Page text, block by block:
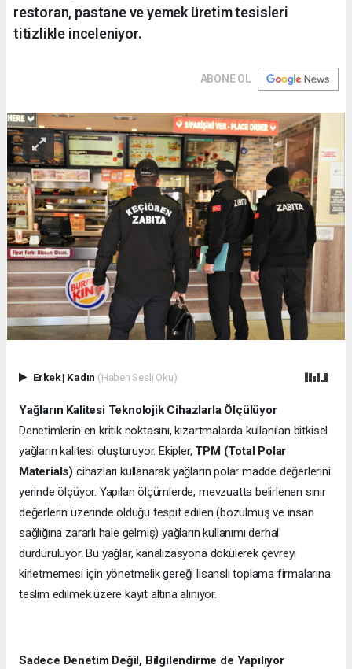
restoran, pastane ve yemek üretim tesisleri
titizlikle inceleniyor.
ABONE OL
Erkek| Kadın (Haberi Sesli Oku)
Yağların Kalitesi Teknolojik Cihazlarla Ölçülüyor
Denetimlerin en kritik noktasını, kızartmalarda kullanılan bitkisel
yağların kalitesi oluşturuyor. Ekipler, TPM (Total Polar
Materials) cihazları kullanarak yağların polar madde değerlerini
yerinde ölçüyor. Yapılan ölçümlerde, mevzuatta belirlenen sınır
değerlerin üzerinde olduğu tespit edilen (bozulmuş ve insan
sağlığına zararlı hale gelmiş) yağların kullanımı derhal
durduruluyor. Bu yağlar, kanalizasyona dökülerek çevreyi
kirletmemesi için yönetmelik gereği lisanslı toplama firmalarına
teslim edilmek üzere kayıt altına alınıyor.
Sadece Denetim Değil, Bilgilendirme de Yapılıyor